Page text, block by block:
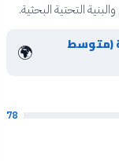
التحتية البحثية.
(متوسط
🌍
78